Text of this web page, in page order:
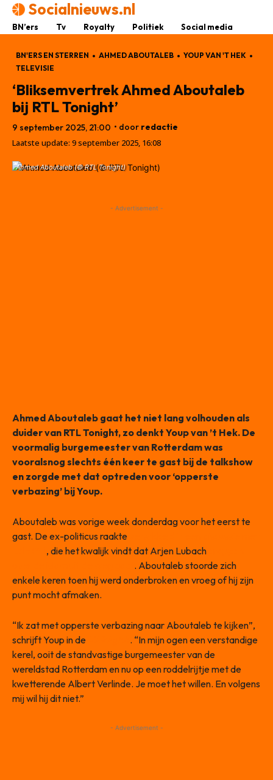
Socialnieuws.nl
BN’ers Tv Royalty Politiek Social media
BN'ERS EN STERREN AHMED ABOUTALEB
YOUP VAN 'T HEK
TELEVISIE
‘Bliksemvertrek Ahmed Aboutaleb
bij RTL Tonight’
9 september 2025, 21:00 • door redactie
Laatste update: 9 september 2025, 16:08
Ahmed Aboutaleb (© RTL Tonight)
- Advertisement -
Ahmed Aboutaleb gaat het niet lang volhouden als
duider van RTL Tonight, zo denkt Youp van ’t Hek. De
voormalig burgemeester van Rotterdam was
vooralsnog slechts één keer te gast bij de talkshow
en zorgde met dat optreden voor ‘opperste
verbazing’ bij Youp.
Aboutaleb was vorige week donderdag voor het eerst te
gast. De ex-politicus raakte
, die het kwalijk vindt dat Arjen Lubach
. Aboutaleb stoorde zich
enkele keren toen hij werd onderbroken en vroeg of hij zijn
punt mocht afmaken.
“Ik zat met opperste verbazing naar Aboutaleb te kijken”,
schrijft Youp in de
. “In mijn ogen een verstandige
kerel, ooit de standvastige burgemeester van de
wereldstad Rotterdam en nu op een roddelrijtje met de
kwetterende Albert Verlinde. Je moet het willen. En volgens
mij wil hij dit niet.”
- Advertisement -